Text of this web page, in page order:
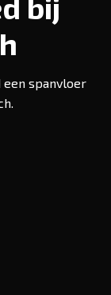
een spanvloer